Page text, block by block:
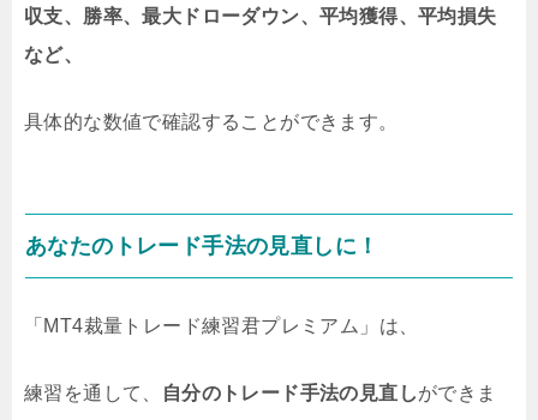
収支、勝率、最大ドローダウン、平均獲得、平均損失
など、
具体的な数値で確認することができます。
あなたのトレード手法の見直しに！
「MT4裁量トレード練習君プレミアム」は、
練習を通して、 自分のトレード手法の見直しができま